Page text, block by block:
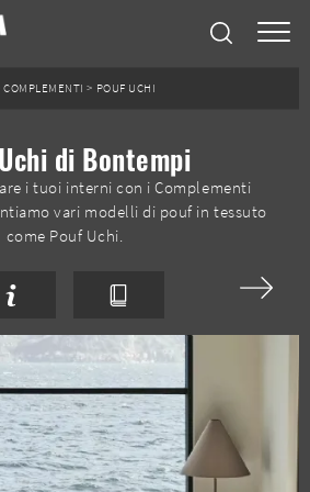
COMPLEMENTI > POUF UCHI
di Bontempi
i tuoi interni con i Complementi
vari modelli di pouf in tessuto
come Pouf Uchi.